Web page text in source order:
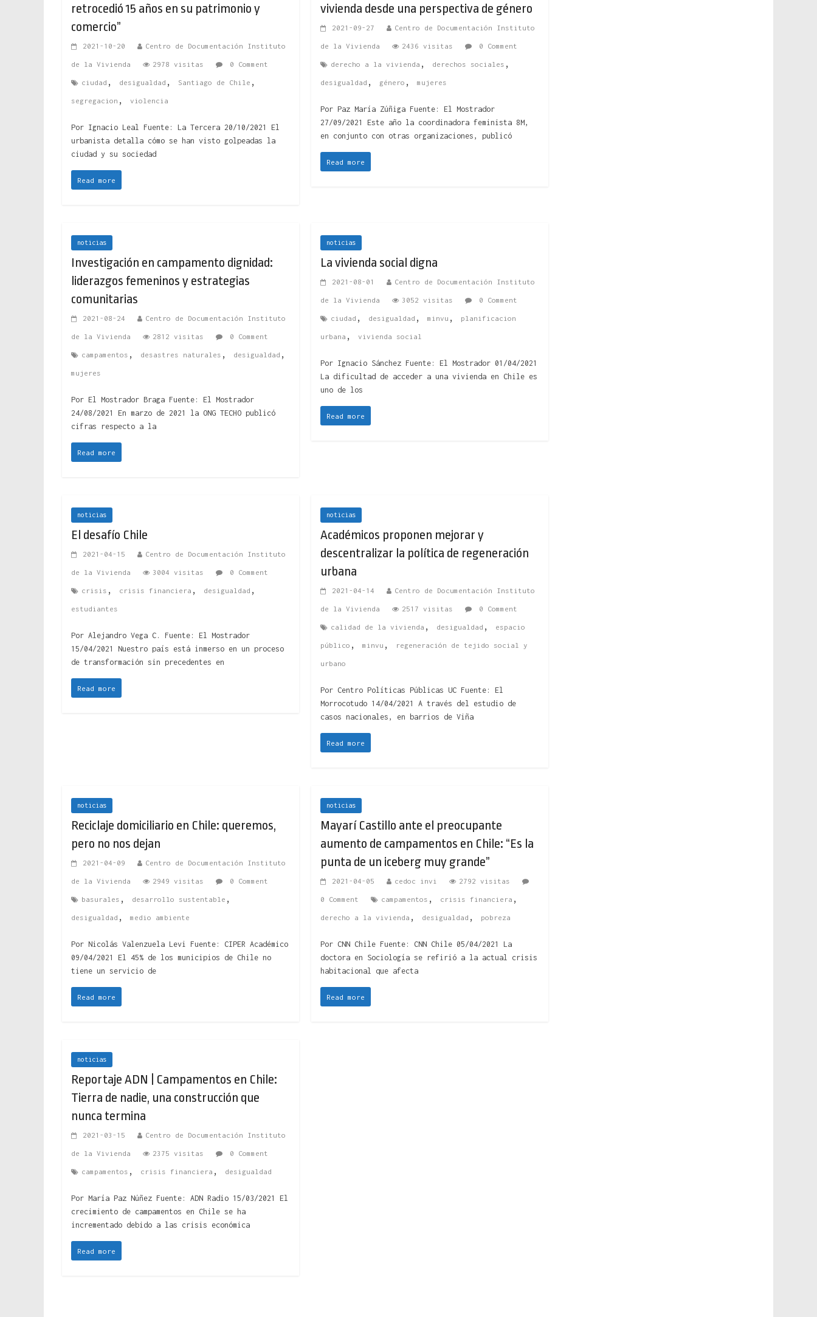
retrocedió 15 años en su patrimonio y
comercio”
2021-10-20 Centro de Documentación Instituto
de la Vivienda 2978 visitas 0 Comment
ciudad , desigualdad , Santiago de Chile ,
segregacion , violencia
Por Ignacio Leal Fuente: La Tercera 20/10/2021 El
urbanista detalla cómo se han visto golpeadas la
ciudad y su sociedad
Read more
vivienda desde una perspectiva de género
2021-09-27 Centro de Documentación Instituto
de la Vivienda 2436 visitas 0 Comment
derecho a la vivienda , derechos sociales ,
desigualdad , género ,mujeres
Por Paz María Zúñiga Fuente: El Mostrador
27/09/2021 Este año la coordinadora feminista 8M,
en conjunto con otras organizaciones, publicó
Read more
noticias
Investigación en campamento dignidad:
liderazgos femeninos y estrategias
comunitarias
2021-08-24 Centro de Documentación Instituto
de la Vivienda 2812 visitas 0 Comment
campamentos , desastres naturales , desigualdad ,
mujeres
Por El Mostrador Braga Fuente: El Mostrador
24/08/2021 En marzo de 2021 la ONG TECHO publicó
cifras respecto a la
Read more
noticias
La vivienda social digna
2021-08-01 Centro de Documentación Instituto
de la Vivienda 3052 visitas 0 Comment
ciudad , desigualdad ,minvu , planificacion
urbana ,vivienda social
Por Ignacio Sánchez Fuente: El Mostrador 01/04/2021
La dificultad de acceder a una vivienda en Chile es
uno de los
Read more
noticias
El desafío Chile
2021-04-15 Centro de Documentación Instituto
de la Vivienda 3004 visitas 0 Comment
crisis , crisis financiera , desigualdad ,
estudiantes
Por Alejandro Vega C. Fuente: El Mostrador
15/04/2021 Nuestro país está inmerso en un proceso
de transformación sin precedentes en
Read more
noticias
Académicos proponen mejorar y
descentralizar la política de regeneración
urbana
2021-04-14 Centro de Documentación Instituto
de la Vivienda 2517 visitas 0 Comment
calidad de la vivienda , desigualdad , espacio
público ,minvu , regeneración de tejido social y
urbano
Por Centro Políticas Públicas UC Fuente: El
Morrocotudo 14/04/2021 A través del estudio de
casos nacionales, en barrios de Viña
Read more
noticias
Reciclaje domiciliario en Chile: queremos,
pero no nos dejan
2021-04-09 Centro de Documentación Instituto
de la Vivienda 2949 visitas 0 Comment
basurales , desarrollo sustentable ,
desigualdad , medio ambiente
Por Nicolás Valenzuela Levi Fuente: CIPER Académico
09/04/2021 El 45% de los municipios de Chile no
tiene un servicio de
Read more
noticias
Mayarí Castillo ante el preocupante
aumento de campamentos en Chile: “Es la
punta de un iceberg muy grande”
2021-04-05 cedoc invi 2792 visitas
0 Comment campamentos , crisis financiera ,
derecho a la vivienda , desigualdad , pobreza
Por CNN Chile Fuente: CNN Chile 05/04/2021 La
doctora en Sociología se refirió a la actual crisis
habitacional que afecta
Read more
noticias
Reportaje ADN | Campamentos en Chile:
Tierra de nadie, una construcción que
nunca termina
2021-03-15 Centro de Documentación Instituto
de la Vivienda 2375 visitas 0 Comment
campamentos , crisis financiera , desigualdad
Por María Paz Núñez Fuente: ADN Radio 15/03/2021 El
crecimiento de campamentos en Chile se ha
incrementado debido a las crisis económica
Read more